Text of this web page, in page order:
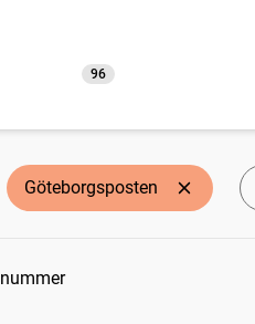
96
Göteborgsposten